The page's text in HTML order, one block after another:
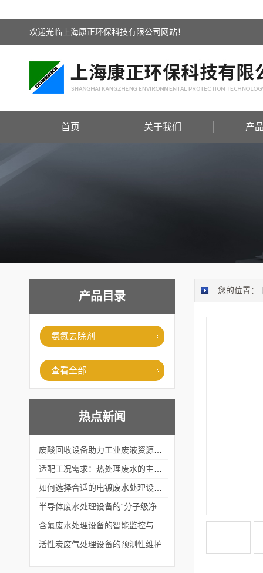
欢迎光临上海康正环保科技有限公司网站！
首页 关于我们 产
产品目录
氨氮去除剂
查看全部
热点新闻
活性炭废气处理设备的预测性维护
您的位置：